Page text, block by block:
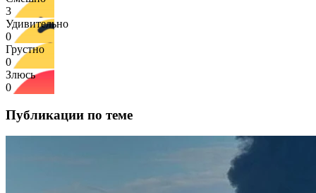
3
Удивительно
0
Грустно
0
Злюсь
0
Публикации по теме